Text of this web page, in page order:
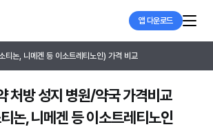
앱 다운로드
티논, 니메겐 등 이소트레티노인) 가격 비교
처방 성지 병원/약국 가격비교
논, 니메겐 등 이소트레티노인